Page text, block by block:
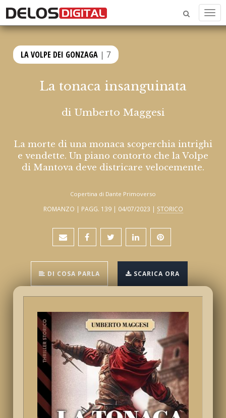
LA VOLPE DEI GONZAGA | 7
La tonaca insanguinata
di Umberto Maggesi
La morte di una monaca scoperchia intrighi
e vendette. Un piano contorto che la Volpe
di Mantova deve districare velocemente.
Copertina di Dante Primoverso
ROMANZO | PAGG. 139 | 04/07/2023 | STORICO
DI COSA PARLA SCARICA ORA